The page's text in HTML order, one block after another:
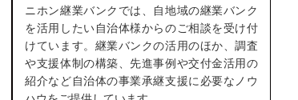
ニホン継業バンクでは、自地域の継業バンク
を活用したい自治体様からのご相談を受け付
けています。継業バンクの活用のほか、調査
や支援体制の構築、先進事例や交付金活用の
紹介など自治体の事業承継支援に必要なノウ